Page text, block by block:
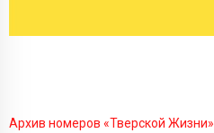
Архив номеров «Тверской Жизни»